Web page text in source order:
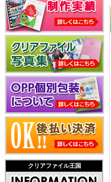
クリアファイル王国